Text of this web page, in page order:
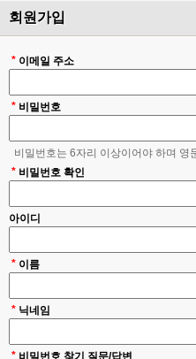
회원가입
이메일 주소
*
비밀번호
*
비밀번호는 6자리 이상이어야 하며 영
비밀번호 확인
*
아이디
* 이름
* 닉네임
* 비밀번호 찾기 질문/답변